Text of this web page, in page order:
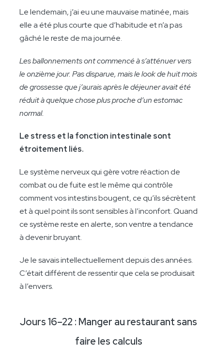
Le lendemain, j’ai eu une mauvaise matinée, mais
elle a été plus courte que d’habitude et n’a pas
gâché le reste de ma journée.
Les ballonnements ont commencé à s’atténuer vers
le onzième jour. Pas disparue, mais le look de huit mois
de grossesse que j’aurais après le déjeuner avait été
réduit à quelque chose plus proche d’un estomac
normal.
Le stress et la fonction intestinale sont
étroitement liés.
Le système nerveux qui gère votre réaction de
combat ou de fuite est le même qui contrôle
comment vos intestins bougent, ce qu’ils sécrètent
et à quel point ils sont sensibles à l’inconfort. Quand
ce système reste en alerte, son ventre a tendance
à devenir bruyant.
Je le savais intellectuellement depuis des années.
C’était différent de ressentir que cela se produisait
à l’envers.
Jours 16–22 : Manger au restaurant sans
faire les calculs